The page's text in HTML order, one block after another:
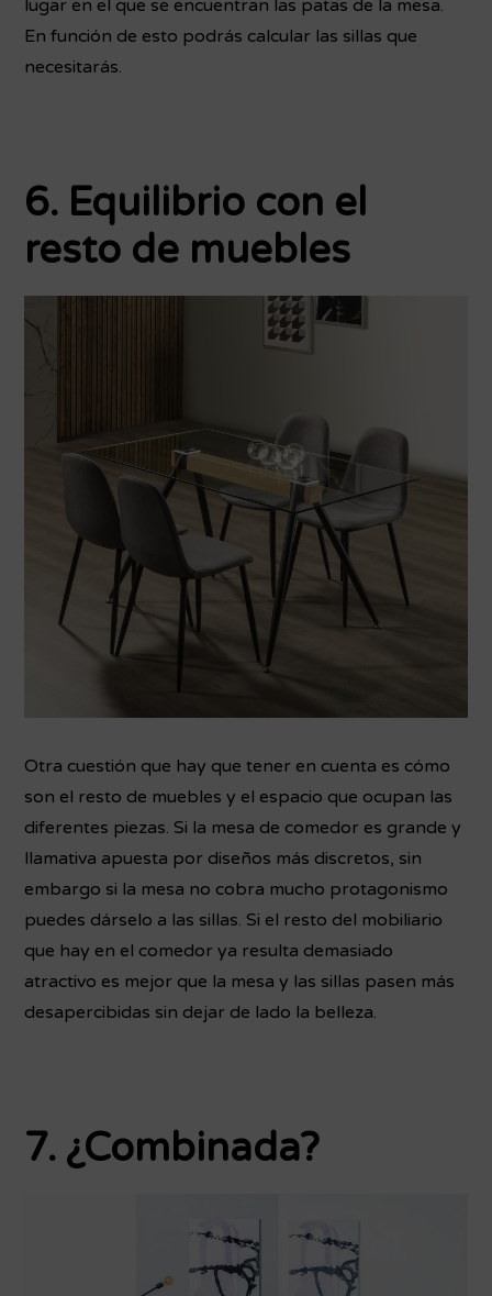
lugar en el que se encuentran las patas de la mesa.
En función de esto podrás calcular las sillas que
necesitarás.
6. Equilibrio con el
resto de muebles
Otra cuestión que hay que tener en cuenta es cómo
son el resto de muebles y el espacio que ocupan las
diferentes piezas. Si la mesa de comedor es grande y
llamativa apuesta por diseños más discretos, sin
embargo si la mesa no cobra mucho protagonismo
puedes dárselo a las sillas. Si el resto del mobiliario
que hay en el comedor ya resulta demasiado
atractivo es mejor que la mesa y las sillas pasen más
desapercibidas sin dejar de lado la belleza.
7. ¿Combinada?